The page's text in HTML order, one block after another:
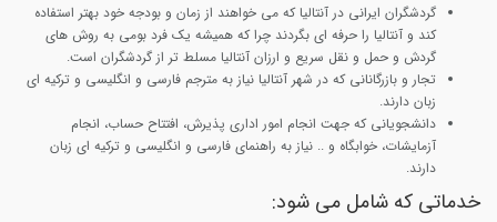
گردشگران ایرانی در آنتالیا که می خواهند از زمان و بودجه خود بهتر استفاده
کند و آنتالیا را حرفه ای بگردند چرا که همیشه یک فرد بومی به روش های
گردش و حمل و نقل سریع و ارزان آنتالیا مسلط تر از گردشگران است.
تجار و بازرگانانی که در شهر آنتالیا نیاز به مترجم فارسی و انگلیسی و ترکیه ای
زبان دارند.
دانشجویانی که جهت انجام امور اداری پذیرش، افتتاح حساب، انجام
آزمایشات، خوابگاه و .. نیاز به راهنمای فارسی و انگلیسی و ترکیه ای زبان
دارند.
خدماتی که شامل می شود: